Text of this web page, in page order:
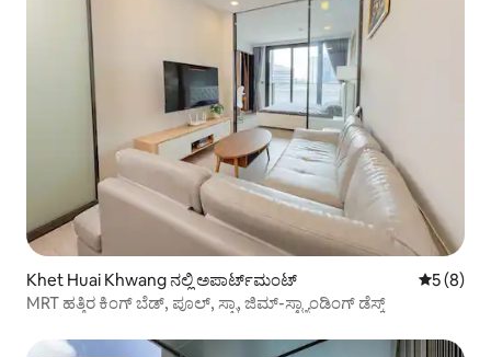
Khet Huai Khwang ನಲ್ಲಿ ಅಪಾರ್ಟ್‌ಮಂಟ್ 5 ರಲ್ಲಿ 5
5 (8)
MRT ಹತ್ತಿರ ಕಿಂಗ್ ಬೆಡ್, ಪೂಲ್, ಸ್ಪಾ, ಜಿಮ್-ಸ್ಟ್ಯಾಂಡಿಂಗ್ ಡೆಸ್ಕ್